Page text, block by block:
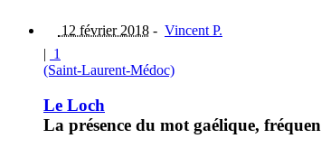
12 février 2018 - Vincent P.
| 1
(Saint-Laurent-Médoc)
Le Loch
La présence du mot gaélique,